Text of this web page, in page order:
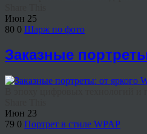
Июн 25
80 0 Шарж по фото
Заказные
Июн 23
79 0 Портрет в стиле WPAP